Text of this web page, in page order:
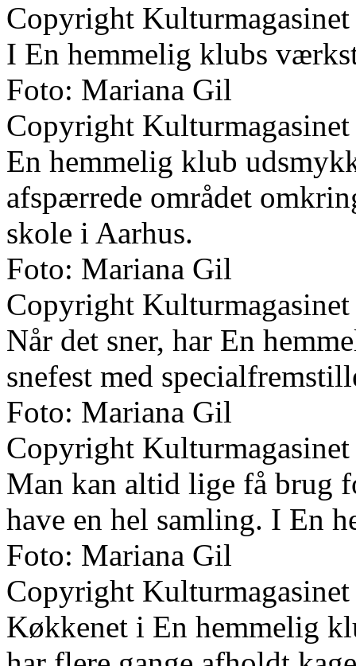
Copyright
I En hemmelig klubs
Foto: Mariana Gil
Copyright
En hemmelig klub
afspærrede området
skole i Aarhus.
Foto: Mariana Gil
Copyright
Når det sner, har En
snefest med
Foto: Mariana Gil
Copyright
Man kan altid lige få brug
have en hel samling. I En
Foto: Mariana Gil
Copyright
Køkkenet i En hemmelig